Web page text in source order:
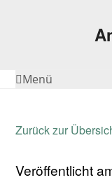
Menü
Zurück zur
Veröffentlicht